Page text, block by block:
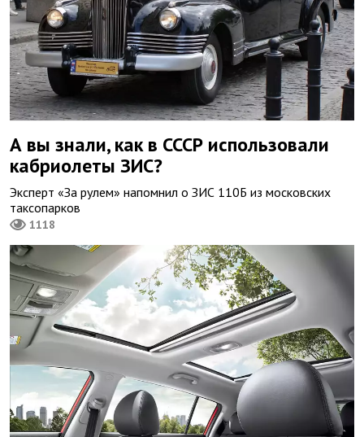
А вы знали, как в СССР использовали
кабриолеты ЗИС?
Эксперт «За рулем» напомнил о ЗИС 110Б из московских
таксопарков
1118